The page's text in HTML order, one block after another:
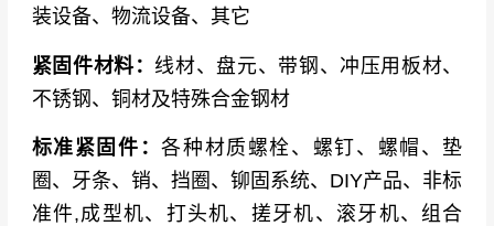
装设备、物流设备、其它
紧固件材料： 线材、盘元、带钢、冲压用板材、
不锈钢、铜材及特殊合金钢材
标准紧固件：各种材质螺栓、螺钉、螺帽、垫
圈、牙条、销、挡圈、铆固系统、DIY产品、非标
准件,成型机、打头机、搓牙机、滚牙机、组合